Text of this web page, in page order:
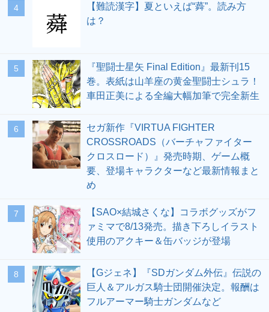
4
【難読漢字】夏といえば“蕣”。読み方
は？
5
『聖闘士星矢 Final Edition』最新刊15
巻。表紙は山羊座の黄金聖闘士シュラ！
車田正美による全編大幅加筆で完全新生
6
セガ新作『VIRTUA FIGHTER
CROSSROADS（バーチャファイター
クロスロード）』発売時期、ゲーム概
要、登場キャラクターなど最新情報まと
め
7
【SAO×結城さくな】コラボグッズがフ
ァミマで8/13発売。描き下ろしイラスト
使用のアクキー＆缶バッジが登場
8
【Gジェネ】『SDガンダム外伝』伝説の
巨人＆アルガス騎士団開催決定。報酬は
フルアーマー騎士ガンダムなど